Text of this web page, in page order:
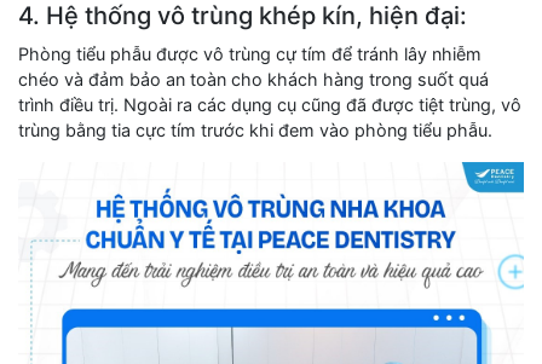
4. Hệ thống vô trùng khép kín, hiện đại:
Phòng tiểu phẫu được vô trùng cự tím để tránh lây nhiễm
chéo và đảm bảo an toàn cho khách hàng trong suốt quá
trình điều trị. Ngoài ra các dụng cụ cũng đã được tiệt trùng, vô
trùng bằng tia cực tím trước khi đem vào phòng tiểu phẫu.